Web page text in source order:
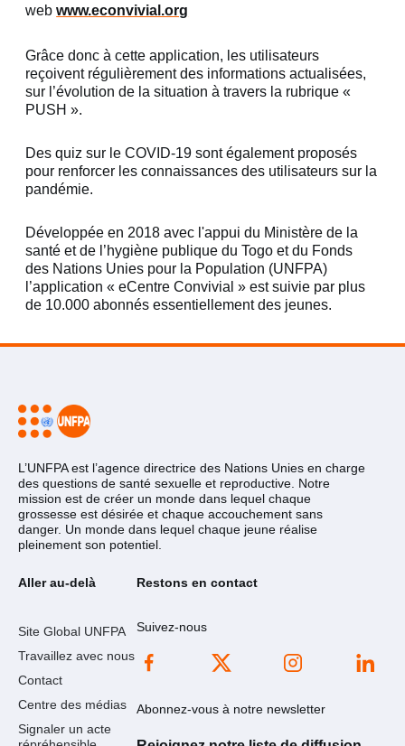
webwww.econvivial.org
Grâce donc à cette application, les utilisateurs
reçoivent régulièrement des informations actualisées,
sur l’évolution de la situation à travers la rubrique «
PUSH ».
Des quiz sur le COVID-19 sont également proposés
pour renforcer les connaissances des utilisateurs sur la
pandémie.
Développée en 2018 avec l'appui du Ministère de la
santé et de l’hygiène publique du Togo et du Fonds
des Nations Unies pour la Population (UNFPA)
l’application « eCentre Convivial » est suivie par plus
de 10.000 abonnés essentiellement des jeunes.
L’UNFPA est l’agence directrice des Nations Unies en charge
des questions de santé sexuelle et reproductive. Notre
mission est de créer un monde dans lequel chaque
grossesse est désirée et chaque accouchement sans
danger. Un monde dans lequel chaque jeune réalise
pleinement son potentiel.
Aller au-delà
Site Global UNFPA
Travaillez avec nous
Contact
Centre des médias
Signaler un acte
Restons en contact
Suivez-nous
Abonnez-vous à notre newsletter